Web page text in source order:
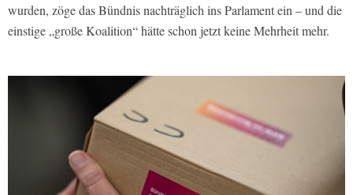
wurden, zöge das Bündnis nachträglich ins Parlament ein – und die
einstige „große Koalition“ hätte schon jetzt keine Mehrheit mehr.